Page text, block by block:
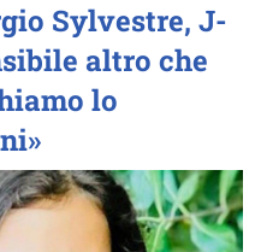
Sylvestre, J-
altro che
lo